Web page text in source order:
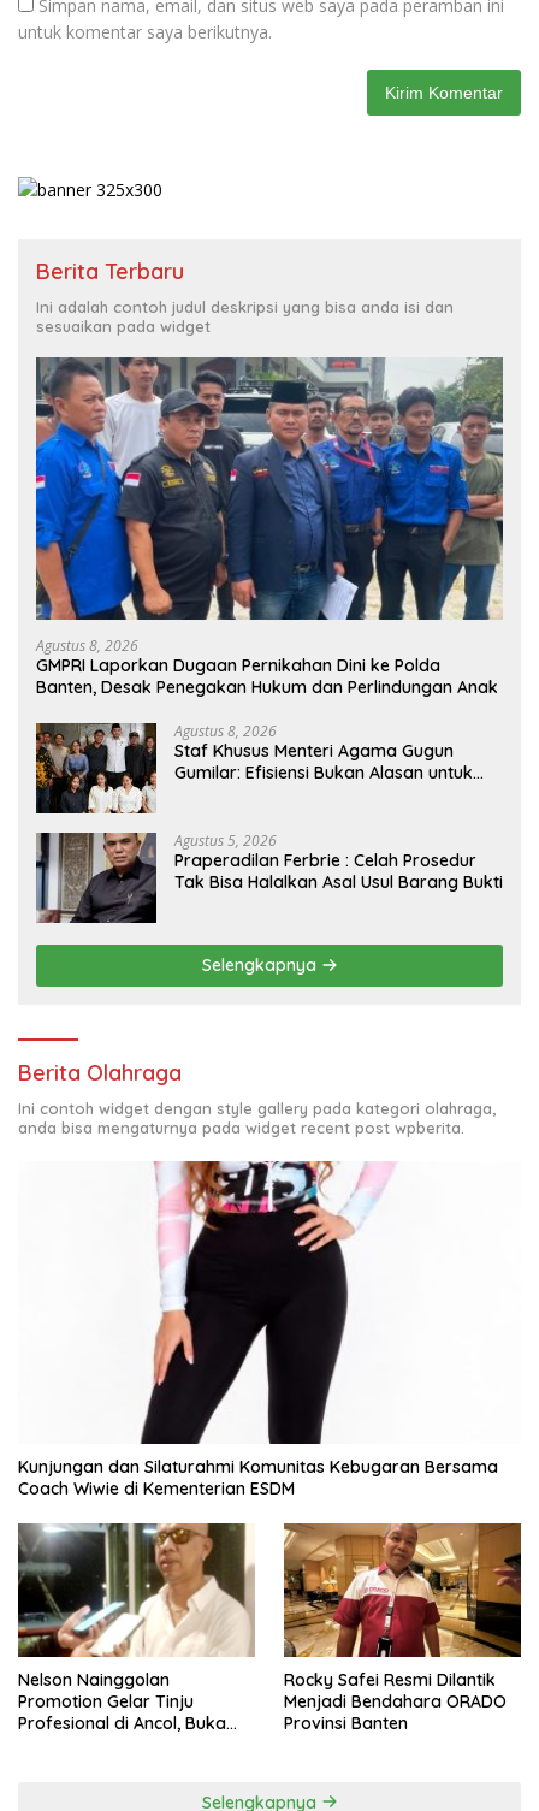
Simpan nama, email, dan situs web saya pada peramban ini
untuk komentar saya berikutnya.
Berita Terbaru
Ini adalah contoh judul deskripsi yang bisa anda isi dan
sesuaikan pada widget
Agustus 8, 2026
GMPRI Laporkan Dugaan Pernikahan Dini ke Polda
Banten, Desak Penegakan Hukum dan Perlindungan Anak
Agustus 8, 2026
Staf Khusus Menteri Agama Gugun
Gumilar: Efisiensi Bukan Alasan untuk
Agustus 5, 2026
Praperadilan Ferbrie : Celah Prosedur
Tak Bisa Halalkan Asal Usul Barang Bukti
Selengkapnya
Berita Olahraga
Ini contoh widget dengan style gallery pada kategori olahraga,
anda bisa mengaturnya pada widget recent post wpberita.
Kunjungan dan Silaturahmi Komunitas Kebugaran Bersama
Coach Wiwie di Kementerian ESDM
Nelson Nainggolan
Promotion Gelar Tinju
Profesional di Ancol, Buka
Rocky Safei Resmi Dilantik
Menjadi Bendahara ORADO
Provinsi Banten
Selengkapnya